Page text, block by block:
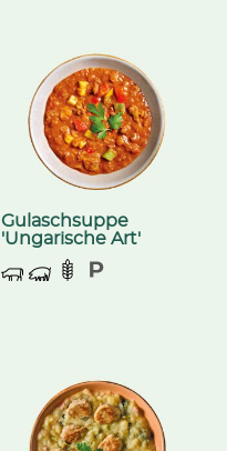
Gulaschsuppe
'Ungarische Art'